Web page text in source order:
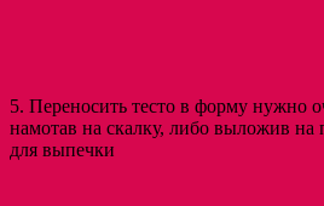
5. Переносить тесто в форму нужно
намотав на скалку, либо выложив
для выпечки